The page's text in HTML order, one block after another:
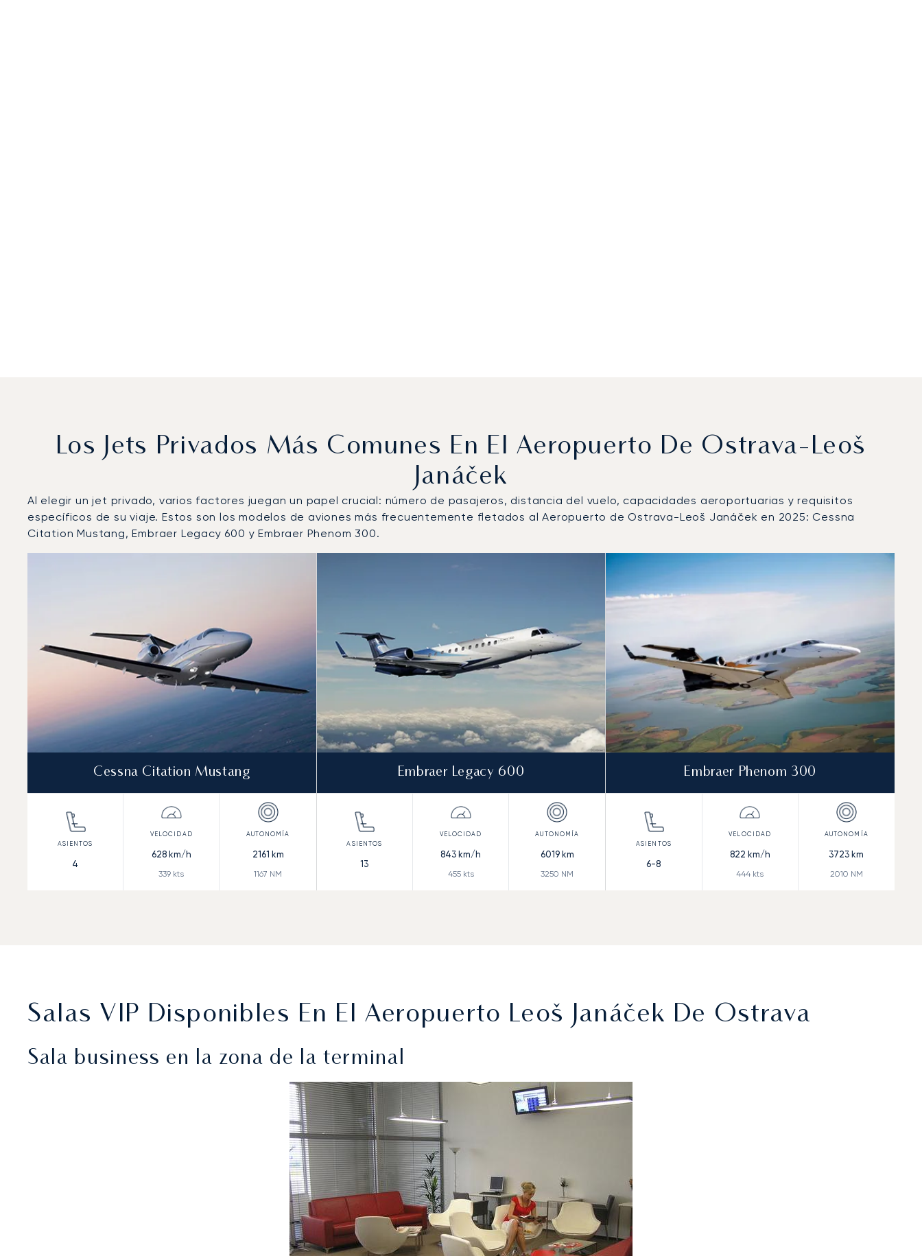
Los Jets Privados Más Comunes En El Aeropuerto De Ostrava-Leoš
Janáček
Al elegir un jet privado, varios factores juegan un papel crucial: número de pasajeros, distancia del vuelo, capacidades aeroportuarias y requisitos
específicos de su viaje. Estos son los modelos de aviones más frecuentemente fletados al Aeropuerto de Ostrava-Leoš Janáček en 2025: Cessna
Citation Mustang, Embraer Legacy 600 y Embraer Phenom 300.
Aeropuerto de Ostrava-Leoš Janáček : Los 3 modelos de aeronave más operados por número de movimientos de vuelo en 2025
Cessna Citation Mustang
4
628km/h
339 kts
2161 km
1167 NM
Embraer Legacy 600
13
843 km/h
455kts
6019km
3250 NM
Embraer Phenom 300
6-8
822 km/h
444 kts
3723 km
2010 NM
Salas VIP Disponibles En El Aeropuerto Leoš Janáček De Ostrava
Sala business en la zona de la terminal